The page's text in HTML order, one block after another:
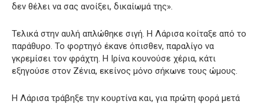
δεν θέλει να σας ανοίξει, δικαίωμά της».
Τελικά στην αυλή απλώθηκε σιγή. Η Λάρισα κοίταξε από το
παράθυρο. Το φορτηγό έκανε όπισθεν, παραλίγο να
γκρεμίσει τον φράχτη. Η Ιρίνα κουνούσε χέρια, κάτι
εξηγούσε στον Ζένια, εκείνος μόνο σήκωνε τους ώμους.
Η Λάρισα τράβηξε την κουρτίνα και, για πρώτη φορά μετά